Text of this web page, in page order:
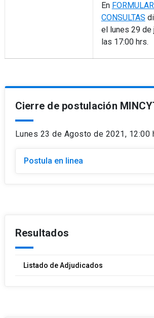
En
CONSULTAS
el lunes 29 de
las 17:00 hrs.
Cierre de postulación
Lunes 23 de Agosto de 2021, 12:00
Postula en linea
Resultados
Listado de Adjudicados